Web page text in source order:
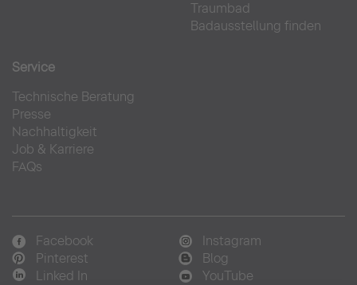
Traumbad
Badausstellung finden
Service
Technische Beratung
Presse
Nachhaltigkeit
Job & Karriere
FAQs
Facebook
Instagram
Pinterest
Blog
Linked In
YouTube